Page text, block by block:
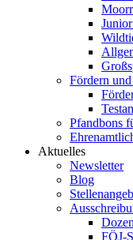
Fördern
Pfandbons
Aktuelles
Newsletter
Blog
FÖJ-